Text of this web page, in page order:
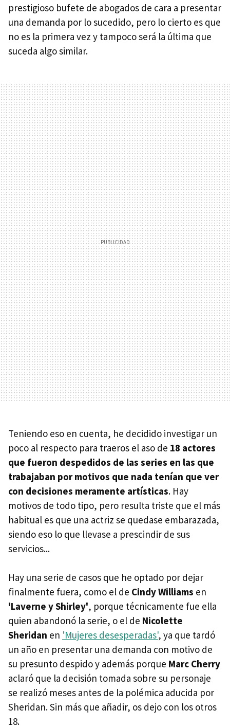
prestigioso bufete de abogados de cara a presentar
una demanda por lo sucedido, pero lo cierto es que
no es la primera vez y tampoco será la última que
suceda algo similar.
Teniendo eso en cuenta, he decidido investigar un
poco al respecto para traeros el aso de 18 actores
que fueron despedidos de las series en las que
trabajaban por motivos que nada tenían que ver
con decisiones meramente artísticas. Hay
motivos de todo tipo, pero resulta triste que el más
habitual es que una actriz se quedase embarazada,
siendo eso lo que llevase a prescindir de sus
servicios...
Hay una serie de casos que he optado por dejar
finalmente fuera, como el de Cindy Williams en
'Laverne y Shirley', porque técnicamente fue ella
quien abandonó la serie, o el de Nicolette
Sheridan en 'Mujeres desesperadas', ya que tardó
un año en presentar una demanda con motivo de
su presunto despido y además porque Marc Cherry
aclaró que la decisión tomada sobre su personaje
se realizó meses antes de la polémica aducida por
Sheridan. Sin más que añadir, os dejo con los otros
18.